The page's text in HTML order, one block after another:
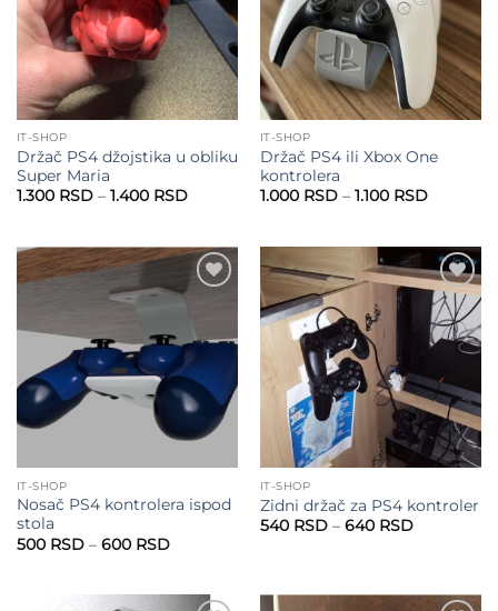
IT-SHOP
Držač PS4 džojstika u obliku
Super Maria
1.300 RSD – 1.400 RSDRaspon
do
1.400 RSD
IT-SHOP
Držač PS4 ili Xbox One
kontrolera
1.000 RSD – 1.100 RSDRaspon
do
1.100
Add to
IT-SHOP
Nosač PS4 kontrolera ispod
stola
500 RSD – 600 RSDRaspon
Add to
wishlist
IT-SHOP
Zidni držač za PS4 kontroler
540 RSD – 640 RSDRaspon
640 RSD